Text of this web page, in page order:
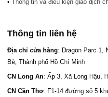
• Thông tin và điều kiện giao dịch
Thông tin liên hệ
Địa chỉ cửa hàng: Dragon Parc 1,
Bè, Thành phố Hồ Chí Minh
CN Long An: Ấp 3, Xã Long Hậu,
CN Cần Thơ: F1-14 đường số 5